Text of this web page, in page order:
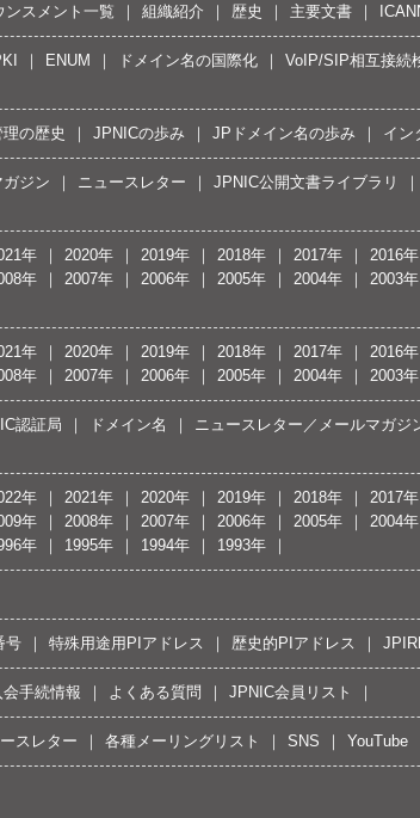
ンスメント一覧 組織紹介 歴史 主要文書
ENUM ドメイン名の国際化
VoIP/SIP相互接続
の歴史 JPNICの歩み JPドメイン名の歩み イン
ガジン ニュースレター
JPNIC公開文書ライブラリ
年 2020年 2019年 2018年 2017年
2016年
年 2007年 2006年 2005年 2004年
2003年
年 2020年 2019年 2018年 2017年
2016年
年 2007年 2006年 2005年 2004年 2003年
認証局 ドメイン名
ニュースレター／メールマガジ
年 2021年 2020年 2019年 2018年
2017年
年 2008年 2007年 2006年 2005年
2004年
年 1995年 1994年 1993年
号 特殊用途用PIアドレス 歴史的PIアドレス
会手続情報 よくある質問 JPNIC会員リスト
スレター 各種メーリングリスト SNS YouTube